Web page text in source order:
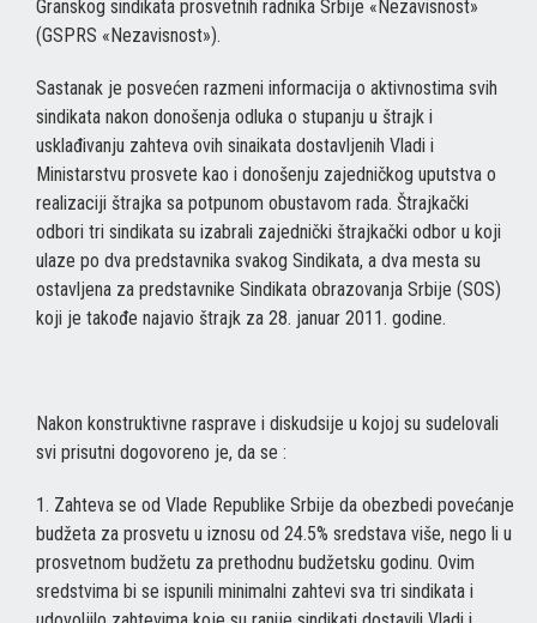
Granskog sindikata prosvetnih radnika Srbije «Nezavisnost»
(GSPRS «Nezavisnost»).
Sastanak je posvećen razmeni informacija o aktivnostima svih
sindikata nakon donošenja odluka o stupanju u štrajk i
usklađivanju zahteva ovih sinaikata dostavljenih Vladi i
Ministarstvu prosvete kao i donošenju zajedničkog uputstva o
realizaciji štrajka sa potpunom obustavom rada. Štrajkački
odbori tri sindikata su izabrali zajednički štrajkački odbor u koji
ulaze po dva predstavnika svakog Sindikata, a dva mesta su
ostavljena za predstavnike Sindikata obrazovanja Srbije (SOS)
koji je takođe najavio štrajk za 28. januar 2011. godine.
Nakon konstruktivne rasprave i diskudsije u kojoj su sudelovali
svi prisutni dogovoreno je, da se :
1. Zahteva se od Vlade Republike Srbije da obezbedi povećanje
budžeta za prosvetu u iznosu od 24.5% sredstava više, nego li u
prosvetnom budžetu za prethodnu budžetsku godinu. Ovim
sredstvima bi se ispunili minimalni zahtevi sva tri sindikata i